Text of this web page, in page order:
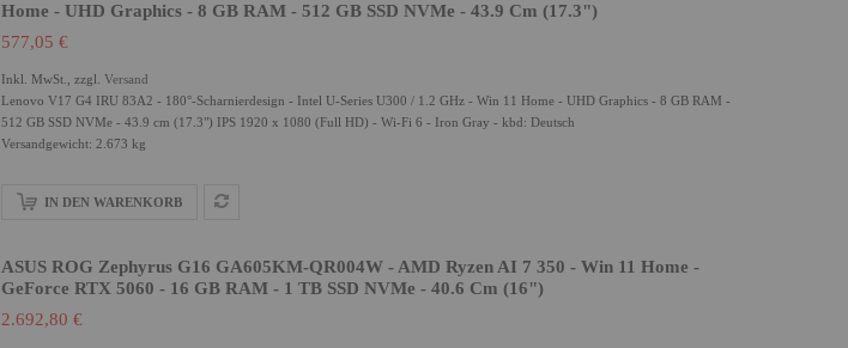
Home - UHD Graphics - 8 GB RAM - 512 GB SSD NVMe - 43.9 Cm (17.3")
577,05 €
Inkl. MwSt., zzgl. Versand
Lenovo V17 G4 IRU 83A2 - 180°-Scharnierdesign - Intel U-Series U300 / 1.2 GHz - Win 11 Home - UHD Graphics - 8 GB RAM -
512 GB SSD NVMe - 43.9 cm (17.3") IPS 1920 x 1080 (Full HD) - Wi-Fi 6 - Iron Gray - kbd: Deutsch
Versandgewicht: 2.673 kg
IN DEN WARENKORB
ASUS ROG Zephyrus G16 GA605KM-QR004W - AMD Ryzen AI 7 350 - Win 11 Home -
GeForce RTX 5060 - 16 GB RAM - 1 TB SSD NVMe - 40.6 Cm (16")
2.692,80 €